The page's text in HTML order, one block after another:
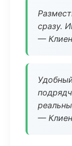
сразу.
—
—